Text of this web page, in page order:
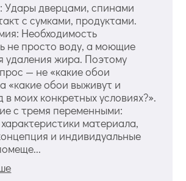
Удары дверцами, спинами
с сумками, продуктами.
Необходимость
не просто воду, а моющие
удаления жира. Поэтому
— не «какие обои
«какие обои выживут и
в моих конкретных условиях?».
с тремя переменными:
материала,
и индивидуальные